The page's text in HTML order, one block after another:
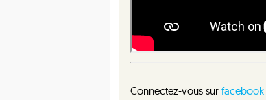
Connectez-vous sur facebook